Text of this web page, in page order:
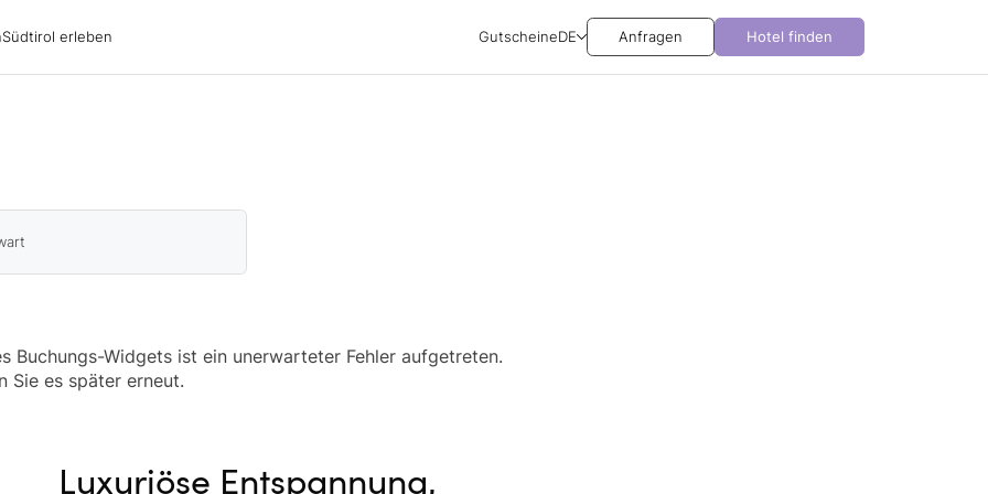
Südtirol erleben GutscheineDE Anfragen Hotel finden
Buchungs-Widgets ist ein unerwarteter Fehler aufgetreten.
Sie es später erneut.
Luxuriöse Entspannung,